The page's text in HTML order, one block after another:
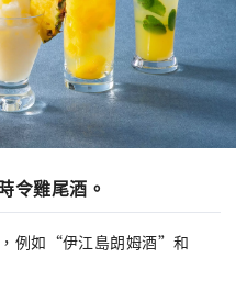
令雞尾酒。
例如“伊江島朗姆酒”和